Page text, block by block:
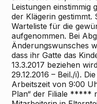
Leistungen einstimmig
der Klägerin gestimmt.
Warteliste für die
aufgenommen. Bei
Änderungswunsches
dass ihr Gatte das
13.3.2017 beziehen
29.12.2016 – Beil./i).
Arbeitszeit von 9:00
Plan“ der Filiale *****